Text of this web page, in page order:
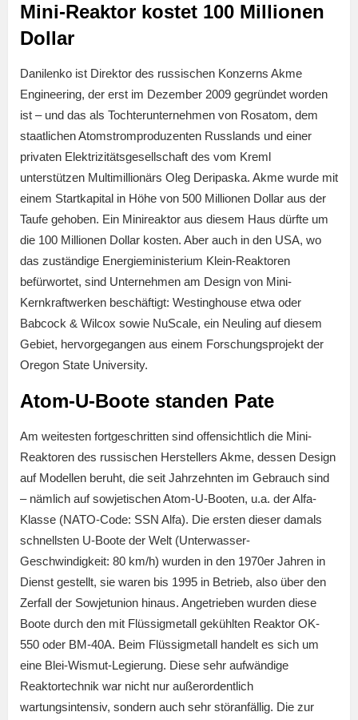
Mini-Reaktor kostet 100 Millionen
Dollar
Danilenko ist Direktor des russischen Konzerns Akme
Engineering, der erst im Dezember 2009 gegründet worden
ist – und das als Tochterunternehmen von Rosatom, dem
staatlichen Atomstromproduzenten Russlands und einer
privaten Elektrizitätsgesellschaft des vom Kreml
unterstützen Multimillionärs Oleg Deripaska. Akme wurde mit
einem Startkapital in Höhe von 500 Millionen Dollar aus der
Taufe gehoben. Ein Minireaktor aus diesem Haus dürfte um
die 100 Millionen Dollar kosten. Aber auch in den USA, wo
das zuständige Energieministerium Klein-Reaktoren
befürwortet, sind Unternehmen am Design von Mini-
Kernkraftwerken beschäftigt: Westinghouse etwa oder
Babcock & Wilcox sowie NuScale, ein Neuling auf diesem
Gebiet, hervorgegangen aus einem Forschungsprojekt der
Oregon State University.
Atom-U-Boote standen Pate
Am weitesten fortgeschritten sind offensichtlich die Mini-
Reaktoren des russischen Herstellers Akme, dessen Design
auf Modellen beruht, die seit Jahrzehnten im Gebrauch sind
– nämlich auf sowjetischen Atom-U-Booten, u.a. der Alfa-
Klasse (NATO-Code: SSN Alfa). Die ersten dieser damals
schnellsten U-Boote der Welt (Unterwasser-
Geschwindigkeit: 80 km/h) wurden in den 1970er Jahren in
Dienst gestellt, sie waren bis 1995 in Betrieb, also über den
Zerfall der Sowjetunion hinaus. Angetrieben wurden diese
Boote durch den mit Flüssigmetall gekühlten Reaktor OK-
550 oder BM-40A. Beim Flüssigmetall handelt es sich um
eine Blei-Wismut-Legierung. Diese sehr aufwändige
Reaktortechnik war nicht nur außerordentlich
wartungsintensiv, sondern auch sehr störanfällig. Die zur